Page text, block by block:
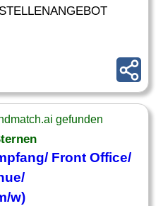
gefunden
Front Office/
w)